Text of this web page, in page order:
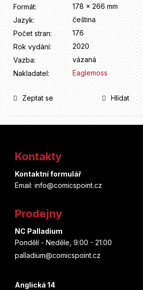
Formát:
178 x 266 mm
Jazyk:
čeština
Počet stran:
176
Rok vydání:
2020
Vazba:
vázaná
Nakladatel: Eaglemoss
Zeptat se Hlídat
m
e
Kontakty
Kontaktní formulář
Email: info@comicspoint.cz
Prodejny
NC Palladium
Pondělí - Neděle, 9:00 - 21:00
palladium@comicspoint.cz
Anglická 14